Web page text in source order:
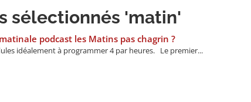
sélectionnés 'matin'
podcast les Matins pas chagrin ?
idéalement à programmer 4 par heures. Le premier...